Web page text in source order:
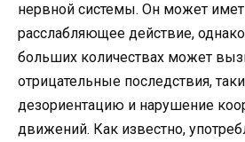
нервной системы. Он может
расслабляющее действие,
больших количествах может
отрицательные последствия,
дезориентацию и нарушение
движений. Как известно,